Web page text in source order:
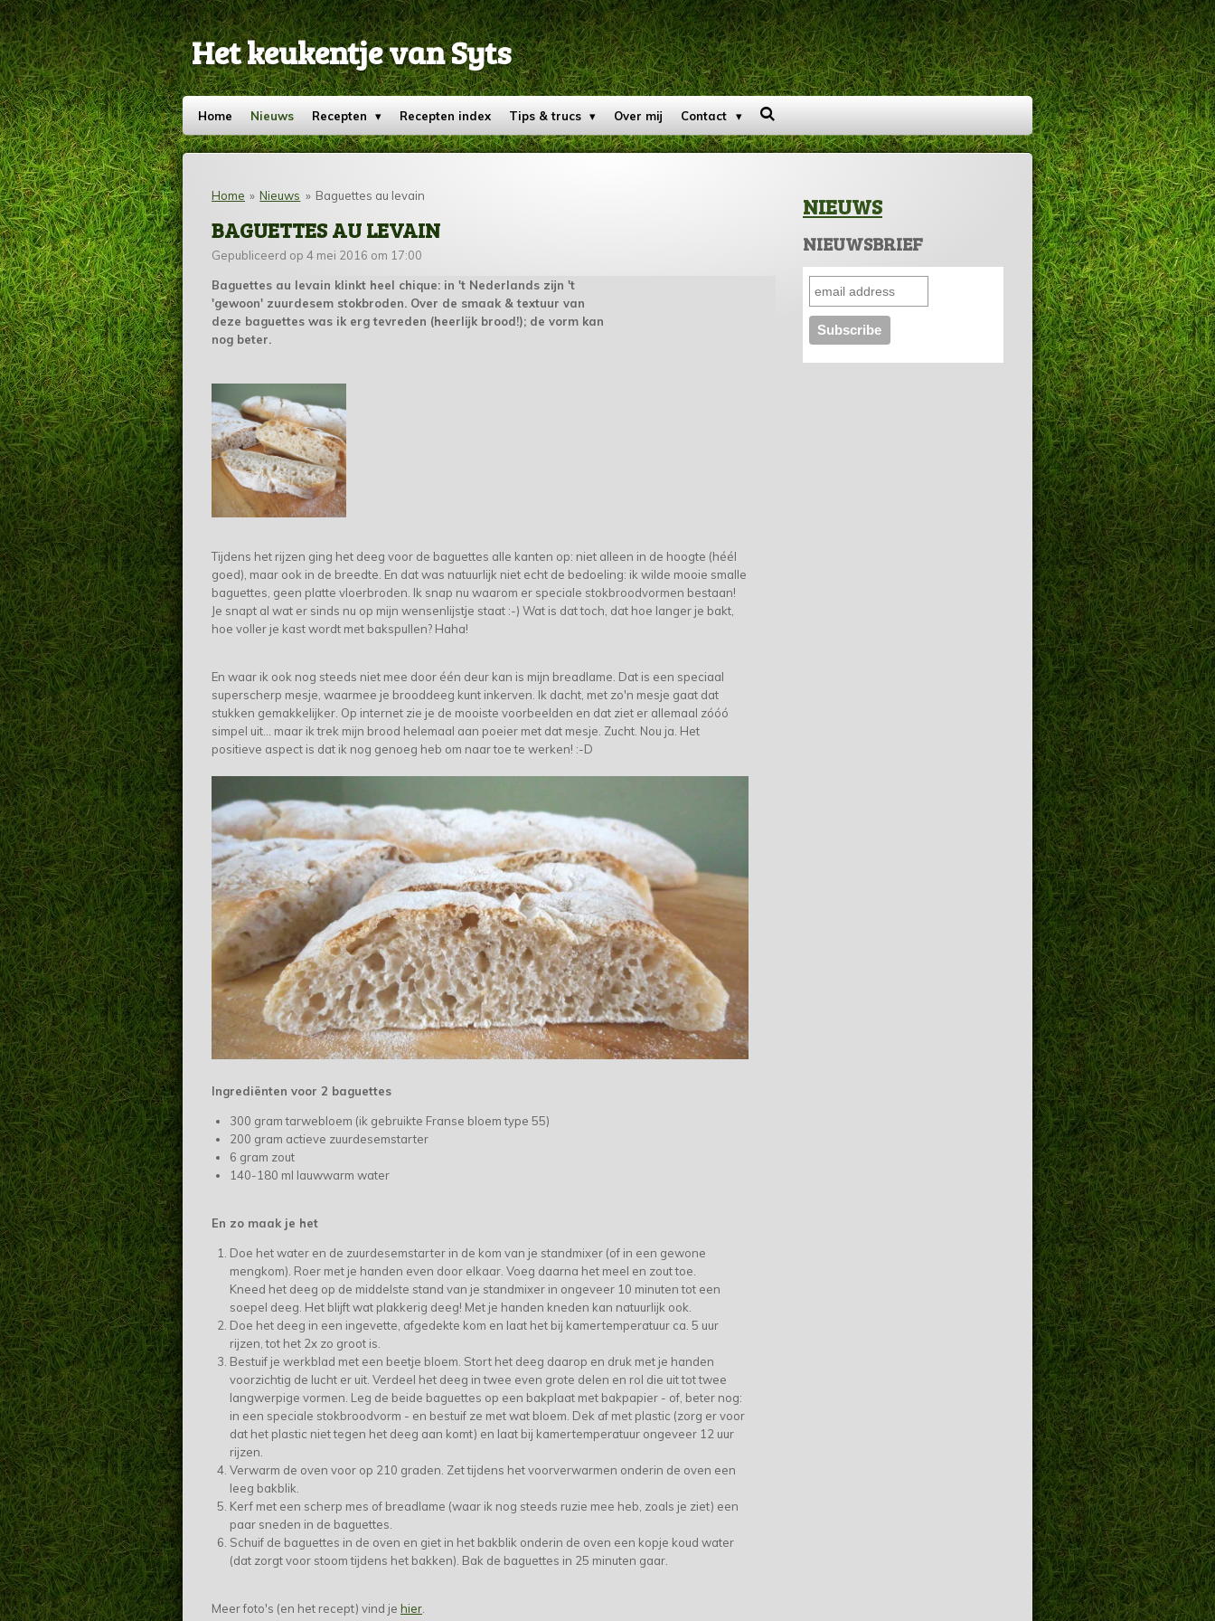
Ga
direct
naar
de
hoofdinhoud
Het keukentje van Syts
Home Nieuws Recepten Recepten index Tips & trucs Over mij Contact
Home » Nieuws » Baguettes au levain
BAGUETTES AU LEVAIN
Gepubliceerd op 4 mei 2016 om 17:00
Baguettes au levain klinkt heel chique: in 't Nederlands zijn 't
'gewoon' zuurdesem stokbroden. Over de smaak & textuur van
deze baguettes was ik erg tevreden (heerlijk brood!); de vorm kan
nog beter.
Tijdens het rijzen ging het deeg voor de baguettes alle kanten op: niet alleen in de hoogte (héél
goed), maar ook in de breedte. En dat was natuurlijk niet echt de bedoeling: ik wilde mooie smalle
baguettes, geen platte vloerbroden. Ik snap nu waarom er speciale stokbroodvormen bestaan!
Je snapt al wat er sinds nu op mijn wensenlijstje staat :-) Wat is dat toch, dat hoe langer je bakt,
hoe voller je kast wordt met bakspullen? Haha!
En waar ik ook nog steeds niet mee door één deur kan is mijn breadlame. Dat is een speciaal
superscherp mesje, waarmee je brooddeeg kunt inkerven. Ik dacht, met zo'n mesje gaat dat
stukken gemakkelijker. Op internet zie je de mooiste voorbeelden en dat ziet er allemaal zóóó
simpel uit... maar ik trek mijn brood helemaal aan poeier met dat mesje. Zucht. Nou ja. Het
positieve aspect is dat ik nog genoeg heb om naar toe te werken! :-D
Ingrediënten voor 2 baguettes
300 gram tarwebloem (ik gebruikte Franse bloem type 55)
200 gram actieve zuurdesemstarter
6 gram zout
140-180 ml lauwwarm water
En zo maak je het
Doe het water en de zuurdesemstarter in de kom van je standmixer (of in een gewone
mengkom). Roer met je handen even door elkaar. Voeg daarna het meel en zout toe.
Kneed het deeg op de middelste stand van je standmixer in ongeveer 10 minuten tot een
soepel deeg. Het blijft wat plakkerig deeg! Met je handen kneden kan natuurlijk ook.
Doe het deeg in een ingevette, afgedekte kom en laat het bij kamertemperatuur ca. 5 uur
rijzen, tot het 2x zo groot is.
Bestuif je werkblad met een beetje bloem. Stort het deeg daarop en druk met je handen
voorzichtig de lucht er uit. Verdeel het deeg in twee even grote delen en rol die uit tot twee
langwerpige vormen. Leg de beide baguettes op een bakplaat met bakpapier - of, beter nog:
in een speciale stokbroodvorm - en bestuif ze met wat bloem. Dek af met plastic (zorg er voor
dat het plastic niet tegen het deeg aan komt) en laat bij kamertemperatuur ongeveer 12 uur
rijzen.
Verwarm de oven voor op 210 graden. Zet tijdens het voorverwarmen onderin de oven een
leeg bakblik.
Kerf met een scherp mes of breadlame (waar ik nog steeds ruzie mee heb, zoals je ziet) een
paar sneden in de baguettes.
Schuif de baguettes in de oven en giet in het bakblik onderin de oven een kopje koud water
(dat zorgt voor stoom tijdens het bakken). Bak de baguettes in 25 minuten gaar.
Meer foto's (en het recept) vind je hier
NIEUWS
NIEUWSBRIEF